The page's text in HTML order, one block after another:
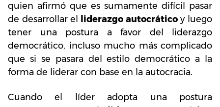
quien afirmó que es sumamente difícil pasar
de desarrollar el liderazgo autocráticoy luego
tener una postura a favor del liderazgo
democrático, incluso mucho más complicado
que si se pasara del estilo democrático a la
forma de liderar con base en la autocracia.
Cuando el líder adopta una postura